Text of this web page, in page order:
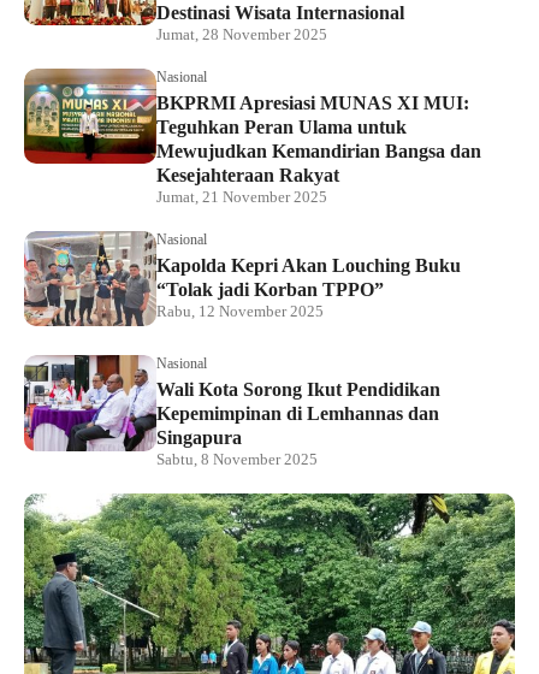
Destinasi Wisata Internasional
Jumat, 28 November 2025
Nasional
BKPRMI Apresiasi MUNAS XI MUI:
Teguhkan Peran Ulama untuk
Mewujudkan Kemandirian Bangsa dan
Kesejahteraan Rakyat
Jumat, 21 November 2025
Nasional
Kapolda Kepri Akan Louching Buku
“Tolak jadi Korban TPPO”
Rabu, 12 November 2025
Nasional
Wali Kota Sorong Ikut Pendidikan
Kepemimpinan di Lemhannas dan
Singapura
Sabtu, 8 November 2025